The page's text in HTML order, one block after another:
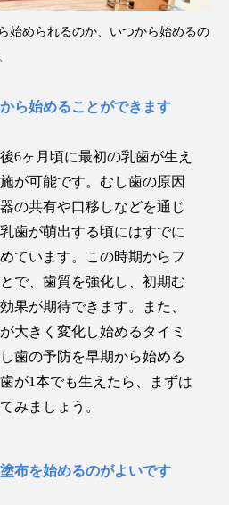
始められるのか、いつから始めるの
ら始めることができます
6ヶ月頃に最初の乳歯が生え
が可能です。むし歯の原因
の共有や口移しなどを通じ
歯が萌出する頃にはすでに
ています。この時期からフ
で、歯質を強化し、初期む
果が期待できます。また、
大きく変化し始めるタイミ
歯の予防を早期から始める
が1本でも生えたら、まずは
みましょう。
布を始めるのがよいです